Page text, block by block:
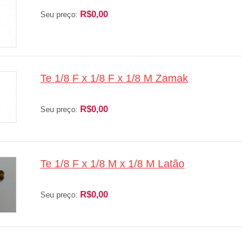
Seu preço: R$0,00
Te 1/8 F x 1/8 F x 1/8 M Zamak
Seu preço: R$0,00
Te 1/8 F x 1/8 M x 1/8 M Latão
Seu preço: R$0,00